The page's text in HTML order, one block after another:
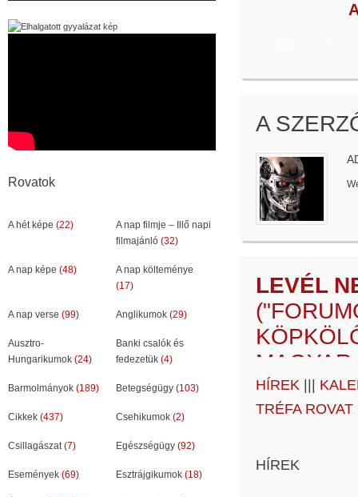
Rovatok
A hét képe (22)
A nap filmje – Illő napi
filmajánló (32)
A nap képe (48)
A nap költeménye
(17)
A nap verse (99) Anglikumok (29)
Ausztro-
Hungarikumok (24)
Banki csalók és
fedezetük (4)
Barmolmányok (189) Betegségügy (103)
Cikkek (437) Csehikumok (2)
Csillagászat(7) Egészségügy (92)
Események (69) Esztrájgikumok (18)
A
LEVÉL
LEVÉL
HÍREK |||
TRÉFA ROVAT
HÍREK